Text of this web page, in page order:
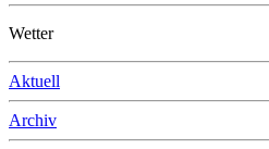
Wetter
Aktuell
Archiv